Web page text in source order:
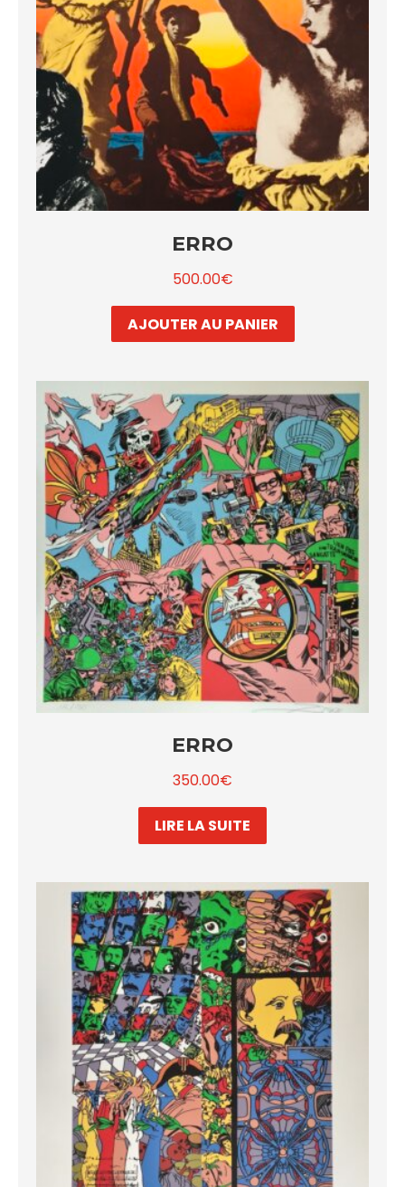
ERRO
500.00€
AJOUTER AU PANIER
ERRO
350.00€
LIRE LA SUITE